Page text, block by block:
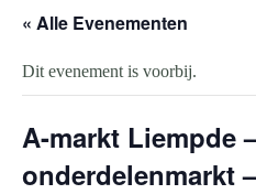
« Alle Evenementen
Dit evenement is voorbij.
A-markt Liempde
onderdelenmarkt